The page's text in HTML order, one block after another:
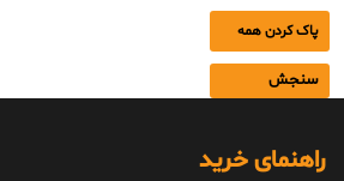
پاک کردن همه
سنجش
راهنمای خرید